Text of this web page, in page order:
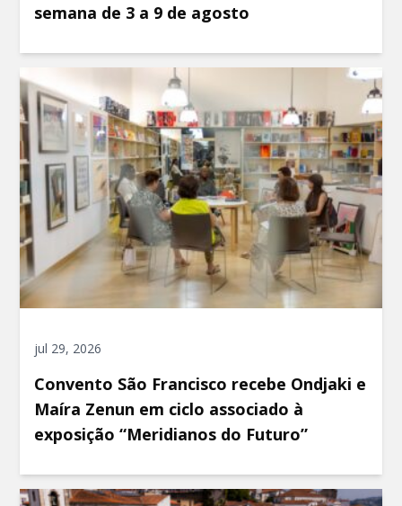
semana de 3 a 9 de agosto
jul 29, 2026
Convento São Francisco recebe Ondjaki e
Maíra Zenun em ciclo associado à
exposição “Meridianos do Futuro”